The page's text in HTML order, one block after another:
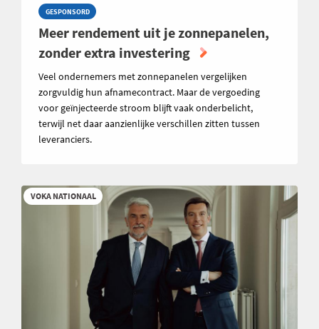
GESPONSORD
Meer rendement uit je zonnepanelen,
zonder extra investering
Veel ondernemers met zonnepanelen vergelijken
zorgvuldig hun afnamecontract. Maar de vergoeding
voor geïnjecteerde stroom blijft vaak onderbelicht,
terwijl net daar aanzienlijke verschillen zitten tussen
leveranciers.
VOKA NATIONAAL